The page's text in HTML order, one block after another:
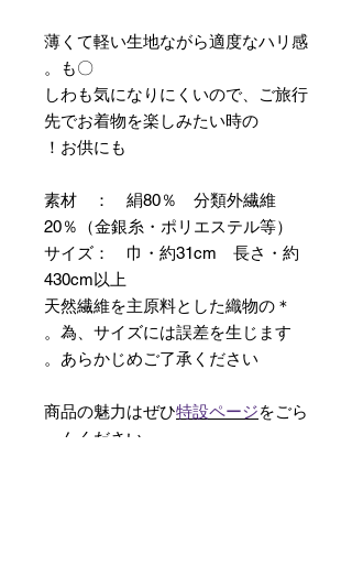
薄くて軽い生地ながら適度なハリ感
も〇。
しわも気になりにくいので、ご旅行
先でお着物を楽しみたい時の
お供にも！
素材 ： 絹80％ 分類外繊維
20％（金銀糸・ポリエステル等）
サイズ： 巾・約31cm 長さ・約
430cm以上
＊天然繊維を主原料とした織物の
為、サイズには誤差を生じます。
商品の魅力はぜひ特設ページをごら
んください。